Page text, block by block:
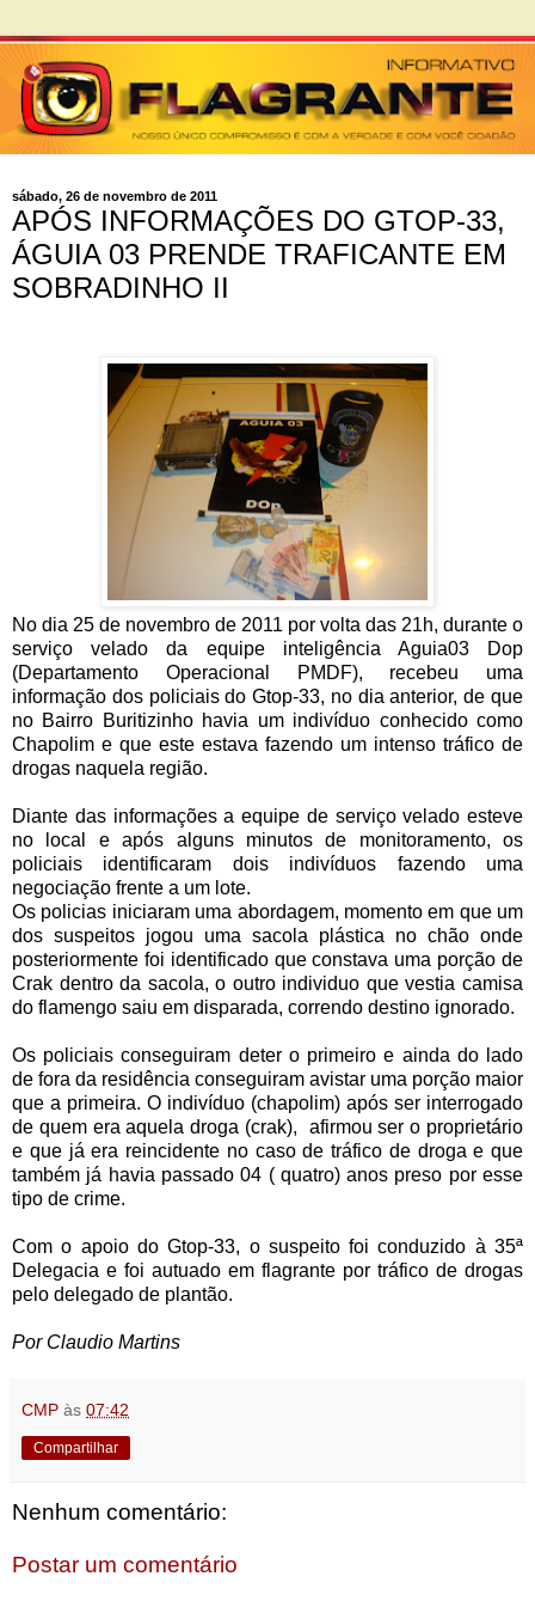
sábado, 26 de novembro de 2011
APÓS INFORMAÇÕES DO GTOP-33,
ÁGUIA 03 PRENDE TRAFICANTE EM
SOBRADINHO II
No dia 25 de novembro de 2011 por volta das 21h, durante o
serviço velado da equipe inteligência Aguia03 Dop
(Departamento Operacional PMDF), recebeu uma
informação dos policiais do Gtop-33, no dia anterior, de que
no Bairro Buritizinho havia um indivíduo conhecido como
Chapolim e que este estava fazendo um intenso tráfico de
drogas naquela região.
Diante das informações a equipe de serviço velado esteve
no local e após alguns minutos de monitoramento, os
policiais identificaram dois indivíduos fazendo uma
negociação frente a um lote.
Os policias iniciaram uma abordagem, momento em que um
dos suspeitos jogou uma sacola plástica no chão onde
posteriormente foi identificado que constava uma porção de
Crak dentro da sacola, o outro individuo que vestia camisa
do flamengo saiu em disparada, correndo destino ignorado.
Os policiais conseguiram deter o primeiro e ainda do lado
de fora da residência conseguiram avistar uma porção maior
que a primeira. O indivíduo (chapolim) após ser interrogado
de quem era aquela droga (crak),
afirmou ser o proprietário
e que já era reincidente no caso de tráfico de droga e que
também já havia passado 04 ( quatro) anos preso por esse
tipo de crime.
Com o apoio do Gtop-33, o suspeito foi conduzido à 35ª
Delegacia e foi autuado em flagrante por tráfico de drogas
pelo delegado de plantão.
Por Claudio Martins
CMP às 07:42
Compartilhar
Nenhum comentário:
Postar um comentário